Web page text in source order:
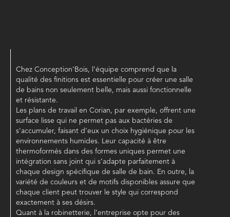
Chez Conception’Bois, l’équipe comprend que la
qualité des finitions est essentielle pour créer une salle
de bains non seulement belle, mais aussi fonctionnelle
et résistante.
Les plans de travail en Corian, par exemple, offrent une
surface lisse qui ne permet pas aux bactéries de
s’accumuler, faisant d’eux un choix hygiénique pour les
environnements humides. Leur capacité à être
thermoformés dans des formes uniques permet une
intégration sans joint qui s’adapte parfaitement à
chaque design spécifique de salle de bain. En outre, la
variété de couleurs et de motifs disponibles assure que
chaque client peut trouver le style qui correspond
exactement à ses désirs.
Quant à la robinetterie, l’entreprise opte pour des